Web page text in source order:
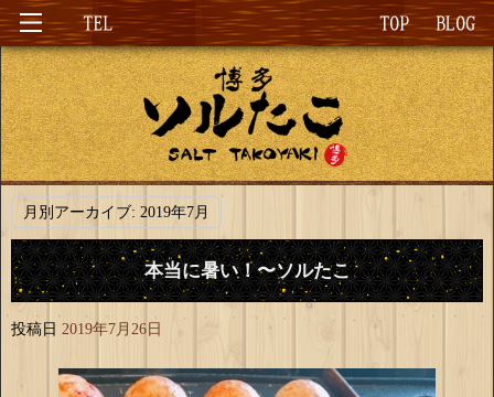
月別アーカイブ: 2019年7月
本当に暑い！〜ソルたこ
投稿日 2019年7月26日